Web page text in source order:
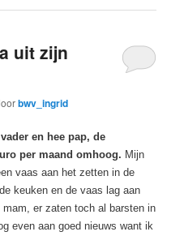
uit zijn
bwv_ingrid
en hee pap, de
per maand omhoog. Mijn
vaas aan het zetten in de
keuken en de vaas lag aan
er zaten toch al barsten in
even aan goed nieuws want ik